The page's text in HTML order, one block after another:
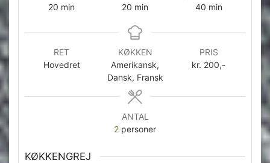
20 minutter
min
20 minutter
min
40minutter
min
RET
Hovedret
KØKKEN
Amerikansk,
Dansk, Fransk
PRIS
kr. 200,-
ANTAL
2 personer
KØKKENGREJ